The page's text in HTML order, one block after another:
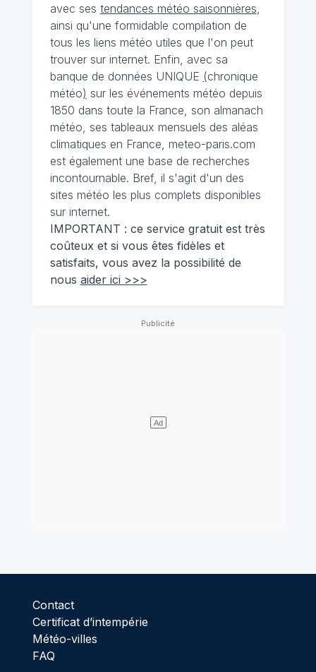
avec ses tendances météo saisonnières
ainsi qu'une formidable compilation de
tous les liens météo utiles que l'on peut
trouver sur internet. Enfin, avec sa
banque de données UNIQUE (chronique
météo) sur les événements météo depuis
1850 dans toute la France, son almanach
météo, ses tableaux mensuels des aléas
climatiques en France, meteo-paris.com
est également une base de recherches
incontournable. Bref, il s'agit d'un des
sites météo les plus complets disponibles
sur internet.
IMPORTANT : ce service gratuit est très
coûteux et si vous êtes fidèles et
satisfaits, vous avez la possibilité de
nous aider ici >>>
Contact
Certificat d’intempérie
Météo-villes
FAQ